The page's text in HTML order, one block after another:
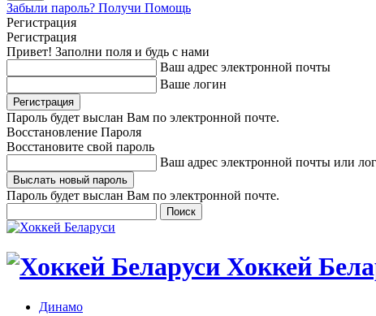
Забыли пароль? Получи Помощь
Регистрация
Регистрация
Привет! Заполни поля и будь с нами
Ваш адрес электронной почты
Ваше логин
Пароль будет выслан Вам по электронной почте.
Восстановление Пароля
Восстановите свой пароль
Ваш адрес электронной почты или
Пароль будет выслан Вам по электронной почте.
Хоккей
Динамо